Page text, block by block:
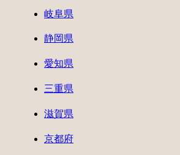
岐阜県
静岡県
愛知県
三重県
滋賀県
京都府